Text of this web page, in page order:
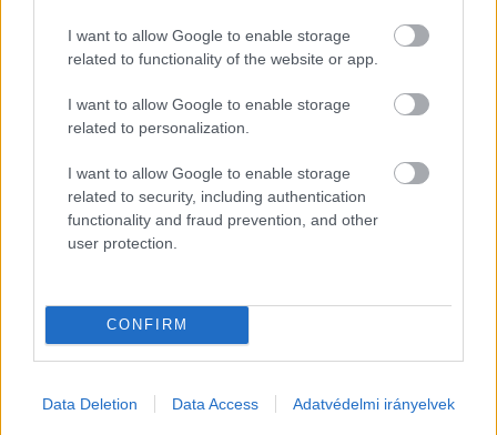
I want to allow Google to enable storage
related to functionality of the website or app.
I want to allow Google to enable storage
related to personalization.
I want to allow Google to enable storage
related to security, including authentication
functionality and fraud prevention, and other
user protection.
CONFIRM
Data Deletion Data Access Adatvédelmi irányelvek
Az elkövetkező napokra ilyen időt ígérnek:
HIRDETÉS